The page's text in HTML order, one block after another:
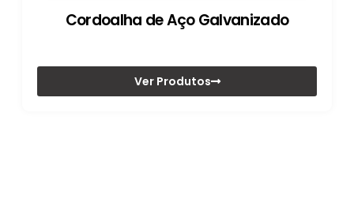
Cordoalha de Aço Galvanizado
Ver Produtos